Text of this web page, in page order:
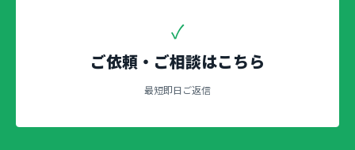
✓
ご依頼・ご相談はこちら
最短即日ご返信